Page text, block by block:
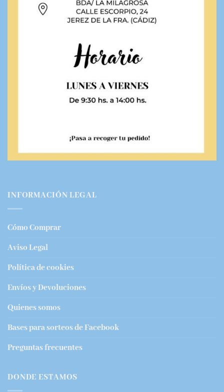
INFORMACIÓN LEGAL
Cómo Comprar
Aviso Legal
Política de cookies
Envíos y Devoluciones
Quienes somos
Bases para sorteos de Facebook
Preguntas frecuentes
DONDE ESTAMOS